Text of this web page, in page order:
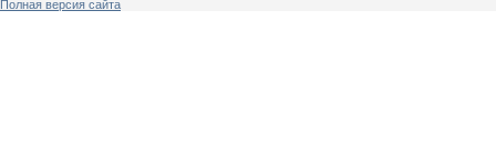
Полная версия сайта